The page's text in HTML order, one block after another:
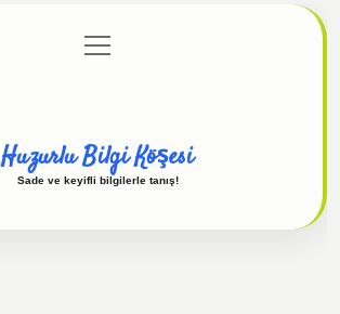
Gizlilik Politikası
menüyü
aç
Huzurlu Bilgi Köşesi
Sade ve keyifli bilgilerle tanış!